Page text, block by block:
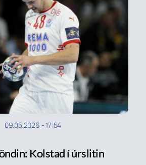
09.05.2026 -17:54
Kolstad í úrslitin